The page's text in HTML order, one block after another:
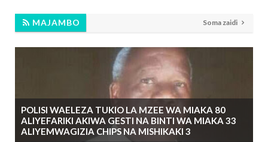
MAJAMBO Soma zaidi
POLISI WAELEZA TUKIO LA MZEE WA MIAKA 80
ALIYEFARIKI AKIWA GESTI NA BINTI WA MIAKA 33
ALIYEMWAGIZIA CHIPS NA MISHIKAKI 3